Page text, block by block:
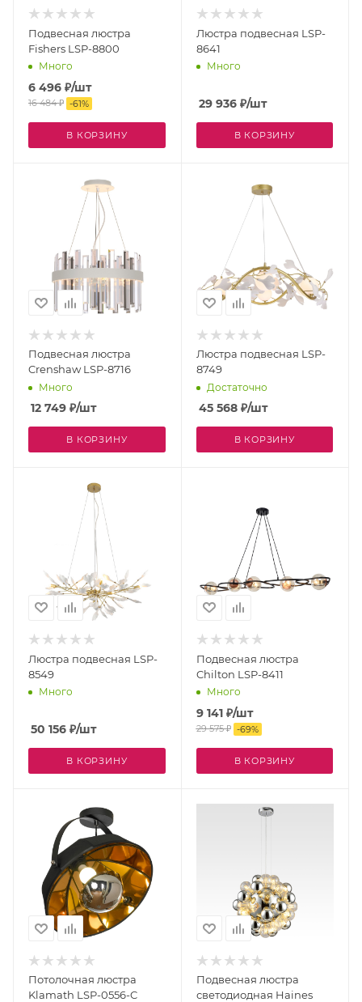
Подвесная люстра
Fishers LSP-8800
Много
6 496 ₽/шт
16 484₽ -61%
В КОРЗИНУ
Люстра подвесная LSP-
8641
Много
29 936₽/шт
В КОРЗИНУ
Подвесная люстра
Crenshaw LSP-8716
Много
12 749 ₽/шт
В КОРЗИНУ
Люстра подвесная LSP-
8749
Достаточно
45 568₽/шт
В КОРЗИНУ
Люстра подвесная LSP-
8549
Много
50 156 ₽/шт
В КОРЗИНУ
Подвесная люстра
Chilton LSP-8411
Много
9 141₽/шт
29 575₽ -69%
В КОРЗИНУ
Потолочная люстра
Klamath LSP-0556-C
Подвесная люстра
светодиодная Haines